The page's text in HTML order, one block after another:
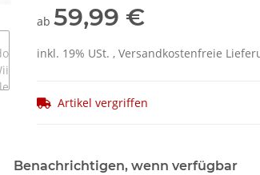
ab 59,99 €
inkl. 19% USt. , Versandkostenfreie
Artikel vergriffen
Benachrichtigen, wenn verfügbar